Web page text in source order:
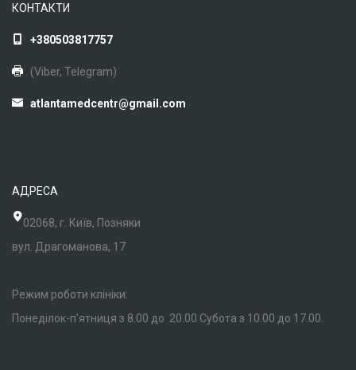
КОНТАКТИ
+380503817757
(Viber, Telegram)
atlantamedcentr@gmail.com
АДРЕСА
02068, г. Київ, Позняки
вул. Драгоманова, 17
Режим роботи клініки:
Понеділок-п'ятниця з 8.00 до 20.00 Субота з 10.00 до 17.00.